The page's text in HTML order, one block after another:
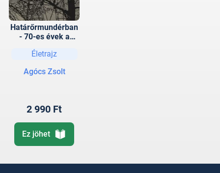
Határőrmundérban
- 70-es évek a
Életrajz
Agócs Zsolt
2 990 Ft
Ez jöhet